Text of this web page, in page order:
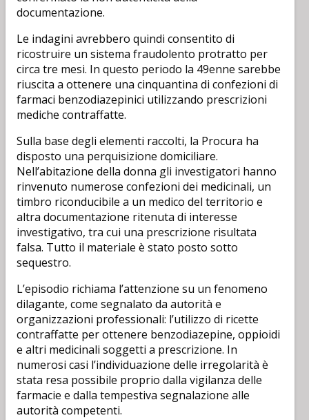
documentazione.
Le indagini avrebbero quindi consentito di
ricostruire un sistema fraudolento protratto per
circa tre mesi. In questo periodo la 49enne sarebbe
riuscita a ottenere una cinquantina di confezioni di
farmaci benzodiazepinici utilizzando prescrizioni
mediche contraffatte.
Sulla base degli elementi raccolti, la Procura ha
disposto una perquisizione domiciliare.
Nell’abitazione della donna gli investigatori hanno
rinvenuto numerose confezioni dei medicinali, un
timbro riconducibile a un medico del territorio e
altra documentazione ritenuta di interesse
investigativo, tra cui una prescrizione risultata
falsa. Tutto il materiale è stato posto sotto
sequestro.
L’episodio richiama l’attenzione su un fenomeno
dilagante, come segnalato da autorità e
organizzazioni professionali: l’utilizzo di ricette
contraffatte per ottenere benzodiazepine, oppioidi
e altri medicinali soggetti a prescrizione. In
numerosi casi l’individuazione delle irregolarità è
stata resa possibile proprio dalla vigilanza delle
farmacie e dalla tempestiva segnalazione alle
autorità competenti.